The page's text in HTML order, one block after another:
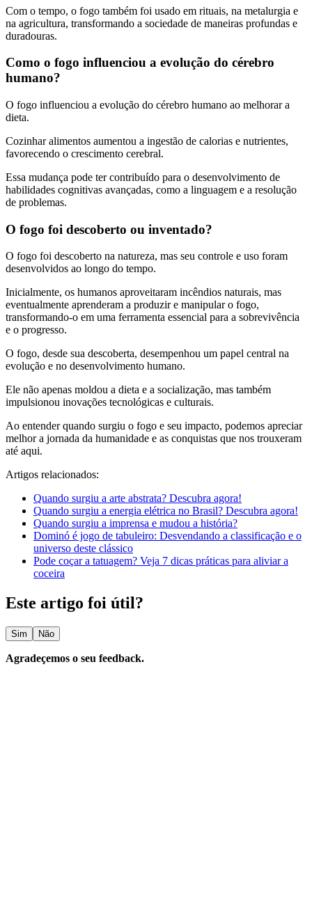
Com o tempo, o fogo também foi usado em rituais, na metalurgia e
na agricultura, transformando a sociedade de maneiras profundas e
duradouras.
Como o fogo influenciou a evolução do cérebro
humano?
O fogo influenciou a evolução do cérebro humano ao melhorar a
dieta.
Cozinhar alimentos aumentou a ingestão de calorias e nutrientes,
favorecendo o crescimento cerebral.
Essa mudança pode ter contribuído para o desenvolvimento de
habilidades cognitivas avançadas, como a linguagem e a resolução
de problemas.
O fogo foi descoberto ou inventado?
O fogo foi descoberto na natureza, mas seu controle e uso foram
desenvolvidos ao longo do tempo.
Inicialmente, os humanos aproveitaram incêndios naturais, mas
eventualmente aprenderam a produzir e manipular o fogo,
transformando-o em uma ferramenta essencial para a sobrevivência
e o progresso.
O fogo, desde sua descoberta, desempenhou um papel central na
evolução e no desenvolvimento humano.
Ele não apenas moldou a dieta e a socialização, mas também
impulsionou inovações tecnológicas e culturais.
Ao entender quando surgiu o fogo e seu impacto, podemos apreciar
melhor a jornada da humanidade e as conquistas que nos trouxeram
até aqui.
Artigos relacionados:
Quando surgiu a arte abstrata? Descubra agora!
Quando surgiu a energia elétrica no Brasil? Descubra agora!
Quando surgiu a imprensa e mudou a história?
Dominó é jogo de tabuleiro: Desvendando a classificação e o
universo deste clássico
Pode coçar a tatuagem? Veja 7 dicas práticas para aliviar a
coceira
Este artigo foi útil?
Sim Não
Agradeçemos o seu feedback.